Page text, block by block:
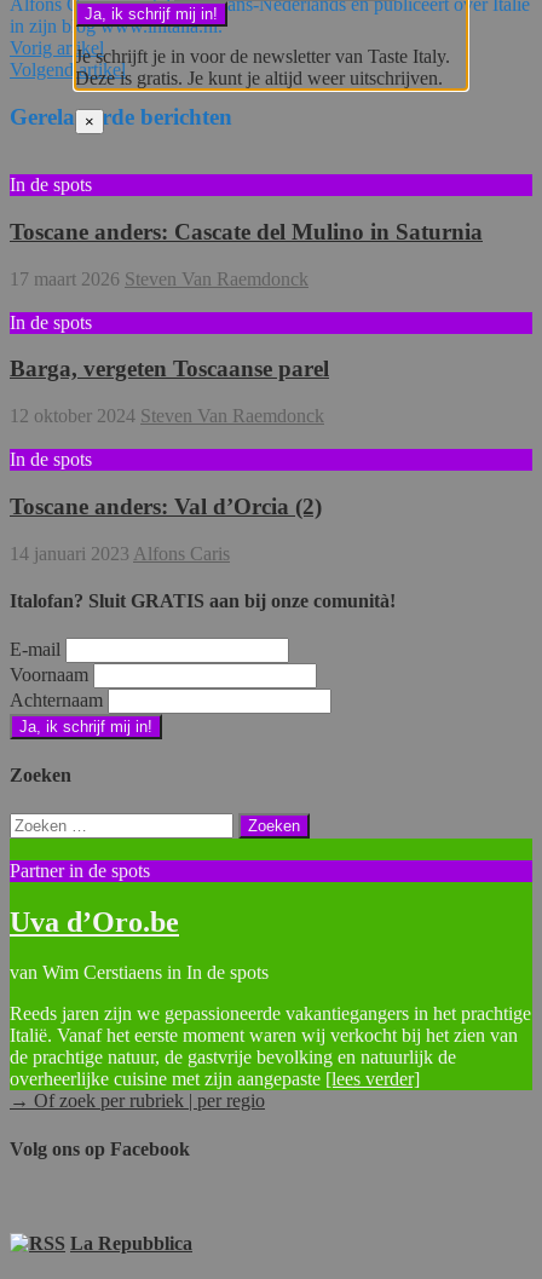
in zijn blog www.initalia.nl.
Vorig artikel
Volgend artikel
Gerelateerde berichten
In de spots
Toscane anders: Cascate del Mulino in Saturnia
17 maart 2026 Steven Van Raemdonck
In de spots
Barga, vergeten Toscaanse parel
12 oktober 2024 Steven Van Raemdonck
In de spots
Toscane anders: Val d’Orcia (2)
14 januari 2023 Alfons Caris
Italofan? Sluit GRATIS aan bij onze comunità!
E-mail
Voornaam
Achternaam
Zoeken
Zoeken
naar:
Partner in de spots
Uva d’Oro.be
van Wim Cerstiaens in In de spots
Reeds jaren zijn we gepassioneerde vakantiegangers in het prachtige
Italië. Vanaf het eerste moment waren wij verkocht bij het zien van
de prachtige natuur, de gastvrije bevolking en natuurlijk de
overheerlijke cuisine met zijn aangepaste [lees verder]
→ Of zoek per rubriek | per regio
Volg ons op Facebook
La Repubblica
Je schrijft je in voor de newsletter van Taste Italy.
Deze is gratis. Je kunt je altijd weer uitschrijven.
×